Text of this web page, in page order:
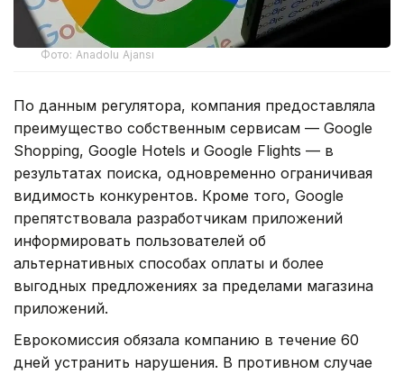
Фото: Anadolu Ajansı
По данным регулятора, компания предоставляла
преимущество собственным сервисам — Google
Shopping, Google Hotels и Google Flights — в
результатах поиска, одновременно ограничивая
видимость конкурентов. Кроме того, Google
препятствовала разработчикам приложений
информировать пользователей об
альтернативных способах оплаты и более
выгодных предложениях за пределами магазина
приложений.
Еврокомиссия обязала компанию в течение 60
дней устранить нарушения. В противном случае